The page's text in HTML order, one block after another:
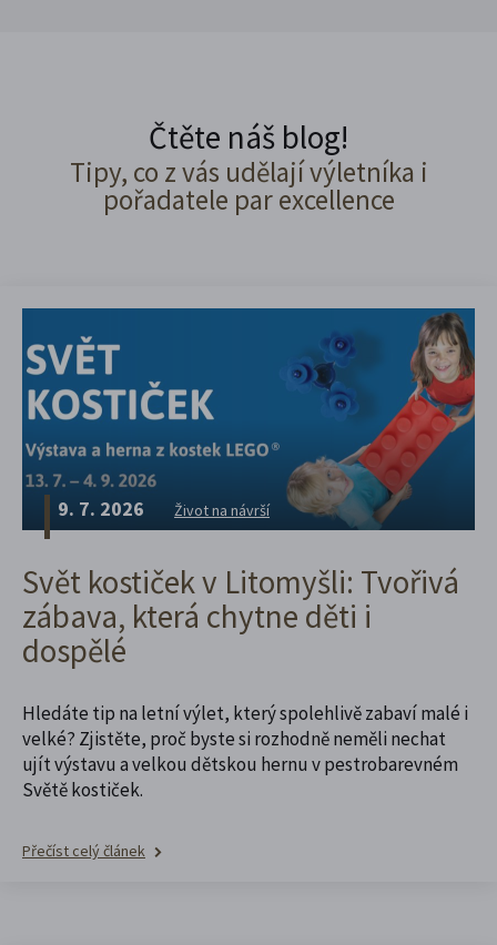
Čtěte náš blog!
Tipy, co z vás udělají výletníka i
pořadatele par excellence
9. 7. 2026 Život na návrší
Svět kostiček v Litomyšli: Tvořivá
zábava, která chytne děti i
dospělé
Hledáte tip na letní výlet, který spolehlivě zabaví malé i
velké? Zjistěte, proč byste si rozhodně neměli nechat
ujít výstavu a velkou dětskou hernu v pestrobarevném
Světě kostiček.
Přečíst celý článek